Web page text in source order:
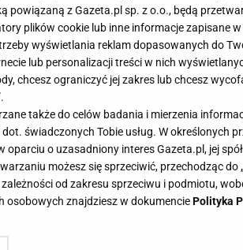
powiązaną z Gazeta.pl sp. z o.o., będą
plików cookie lub inne informacje zapisane
wyświetlania reklam dopasowanych do
lub personalizacji treści w nich
chcesz ograniczyć jej zakres lub chcesz
także do celów badania i mierzenia
świadczonych Tobie usług. W określonych
o uzasadniony interes Gazeta.pl, jej
możesz się sprzeciwić, przechodząc do
od zakresu sprzeciwu i podmiotu,
osobowych znajdziesz w dokumenciePolityka